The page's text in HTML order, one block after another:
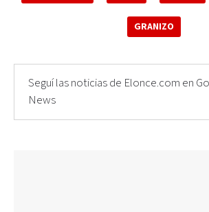
GRANIZO
Seguí las noticias de Elonce.com en
News